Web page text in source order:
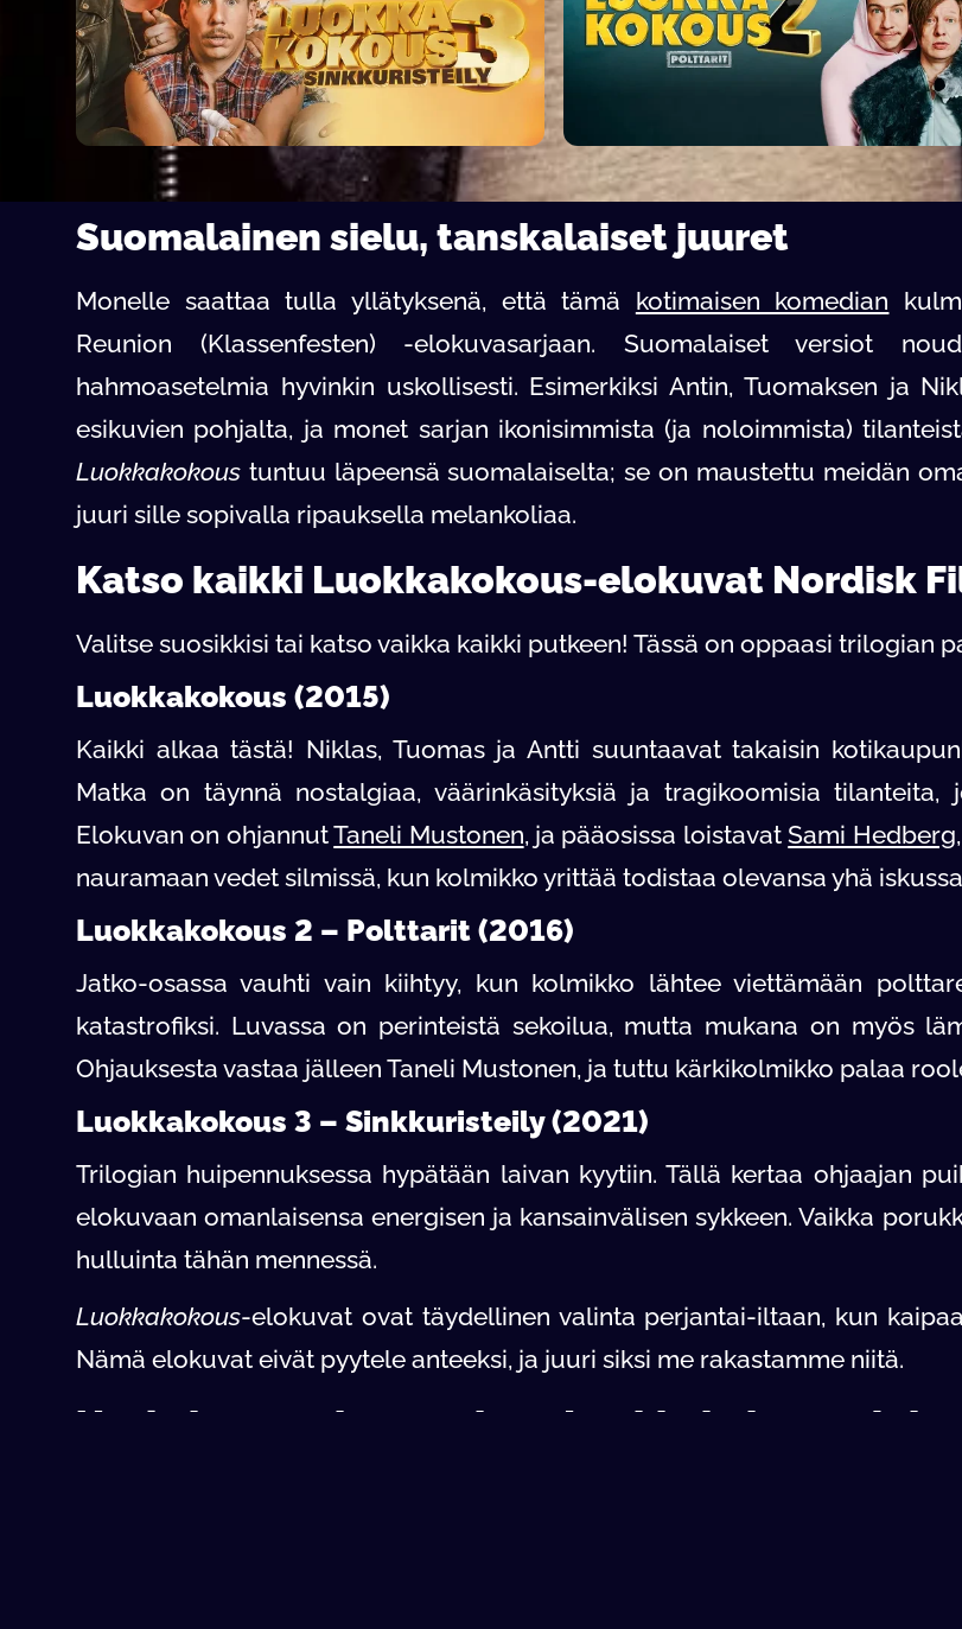
Suomalainen sielu, tanskalaiset juuret
Monelle saattaa tulla yllätyksenä, että tämä kotimaisen komedian
Reunion (Klassenfesten) -elokuvasarjaan. Suomalaiset versiot
hahmoasetelmia hyvinkin uskollisesti. Esimerkiksi Antin, Tuomaksen ja
esikuvien pohjalta, ja monet sarjan ikonisimmista (ja noloimmista)
Luokkakokous tuntuu läpeensä suomalaiselta; se on maustettu meidän
juuri sille sopivalla ripauksella melankoliaa.
Katso kaikki Luokkakokous-elokuvat Nordisk
Valitse suosikkisi tai katso vaikka kaikki putkeen! Tässä on oppaasi trilogian
Luokkakokous (2015)
Kaikki alkaa tästä! Niklas, Tuomas ja Antti suuntaavat takaisin
Matka on täynnä nostalgiaa, väärinkäsityksiä ja tragikoomisia
Elokuvan on ohjannutTaneli Mustonen, ja pääosissa loistavatSami Hedberg
nauramaan vedet silmissä, kun kolmikko yrittää todistaa olevansa yhä
Luokkakokous 2 – Polttarit (2016)
Jatko-osassa vauhti vain kiihtyy, kun kolmikko lähtee viettämään
katastrofiksi. Luvassa on perinteistä sekoilua, mutta mukana on myös
Ohjauksesta vastaa jälleen Taneli Mustonen, ja tuttu kärkikolmikko palaa
Luokkakokous 3 – Sinkkuristeily (2021)
Trilogian huipennuksessa hypätään laivan kyytiin. Tällä kertaa ohjaajan
elokuvaan omanlaisensa energisen ja kansainvälisen sykkeen. Vaikka
hulluinta tähän mennessä.
Luokkakokous-elokuvat ovat täydellinen valinta perjantai-iltaan, kun
Nämä elokuvat eivät pyytele anteeksi, ja juuri siksi me rakastamme niitä.
Usein kysytyt kysymykset Luokkakokous-